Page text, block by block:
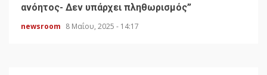
ανόητος- Δεν υπάρχει πληθωρισμός”
newsroom 8 Μαΐου, 2025 - 14:17